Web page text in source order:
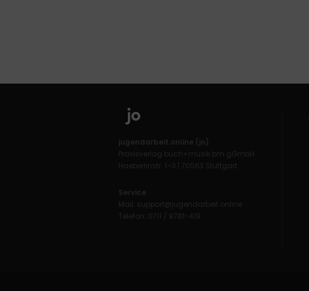
jugendarbeit.online (jo)
Praxisverlag buch+musik bm gGmbH
Haeberlinstr. 1–3 | 70563 Stuttgart
Service
Mail: support@jugendarbeit.online
Telefon: 0711 / 9781-419